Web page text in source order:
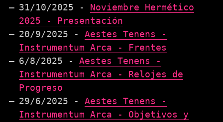
31/10/2025 - Noviembre Hermético
2025 - Presentación
20/9/2025 - Aestes Tenens -
Instrumentum Arca - Frentes
6/8/2025 - Aestes Tenens -
Instrumentum Arca - Relojes de
Progreso
29/6/2025 - Aestes Tenens -
Instrumentum Arca - Objetivos y